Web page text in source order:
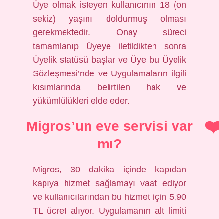
Üye olmak isteyen kullanıcının 18 (on
sekiz) yaşını doldurmuş olması
gerekmektedir. Onay süreci
tamamlanıp Üyeye iletildikten sonra
Üyelik statüsü başlar ve Üye bu Üyelik
Sözleşmesi’nde ve Uygulamaların ilgili
kısımlarında belirtilen hak ve
yükümlülükleri elde eder.
Migros’un eve servisi var
mı?
Migros, 30 dakika içinde kapıdan
kapıya hizmet sağlamayı vaat ediyor
ve kullanıcılarından bu hizmet için 5,90
TL ücret alıyor. Uygulamanın alt limiti